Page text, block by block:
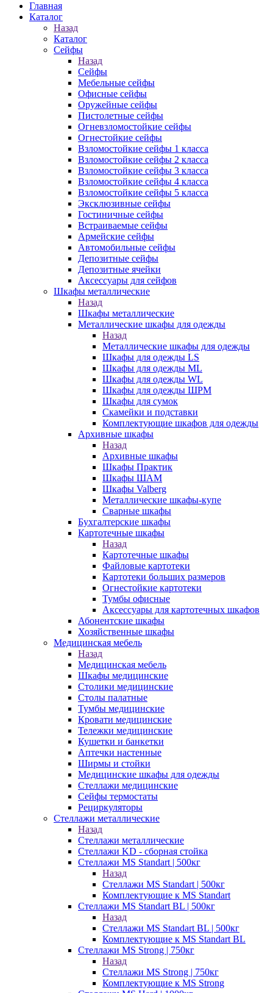
Главная
Каталог
Назад
Каталог
Сейфы
Назад
Сейфы
Мебельные сейфы
Офисные сейфы
Оружейные сейфы
Пистолетные сейфы
Огневзломостойкие сейфы
Огнестойкие сейфы
Взломостойкие сейфы 1 класса
Взломостойкие сейфы 2 класса
Взломостойкие сейфы 3 класса
Взломостойкие сейфы 4 класса
Взломостойкие сейфы 5 класса
Эксклюзивные сейфы
Гостиничные сейфы
Встраиваемые сейфы
Армейские сейфы
Автомобильные сейфы
Депозитные сейфы
Депозитные ячейки
Аксессуары для сейфов
Шкафы металлические
Назад
Шкафы металлические
Металлические шкафы для одежды
Назад
Металлические шкафы для одежды
Шкафы для одежды LS
Шкафы для одежды ML
Шкафы для одежды WL
Шкафы для одежды ШРМ
Шкафы для сумок
Скамейки и подставки
Комплектующие шкафов для одежды
Архивные шкафы
Назад
Архивные шкафы
Шкафы Практик
Шкафы ШАМ
Шкафы Valberg
Металлические шкафы-купе
Сварные шкафы
Бухгалтерские шкафы
Картотечные шкафы
Назад
Картотечные шкафы
Файловые картотеки
Картотеки больших размеров
Огнестойкие картотеки
Тумбы офисные
Аксессуары для картотечных шкафов
Абонентские шкафы
Хозяйственные шкафы
Медицинская мебель
Назад
Медицинская мебель
Шкафы медицинские
Столики медицинские
Столы палатные
Тумбы медицинские
Кровати медицинские
Тележки медицинские
Кушетки и банкетки
Аптечки настенные
Ширмы и стойки
Медицинские шкафы для одежды
Стеллажи медицинские
Сейфы термостаты
Рециркуляторы
Стеллажи металлические
Назад
Стеллажи металлические
Стеллажи KD - сборная стойка
Стеллажи MS Standart | 500кг
Назад
Стеллажи MS Standart | 500кг
Комплектующие к MS Standart
Стеллажи MS Standart BL | 500кг
Назад
Стеллажи MS Standart BL | 500кг
Комплектующие к MS Standart BL
Стеллажи MS Strong | 750кг
Назад
Стеллажи MS Strong | 750кг
Комплектующие к MS Strong